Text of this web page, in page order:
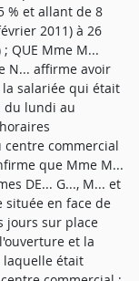
% et allant de 8
2011) à 26
QUE Mme M...
N... affirme avoir
salariée qui était
du lundi au
commercial
que Mme M...
DE... G..., M... et
en face de
jours sur place
et la
laquelle était